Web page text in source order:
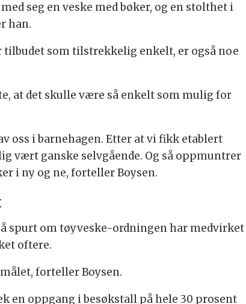
seg en veske med bøker, og en stolthet i
han.
tilbudet som tilstrekkelig enkelt, er også noe
at det skulle være så enkelt som mulig for
oss i barnehagen. Etter at vi fikk etablert
vært ganske selvgående. Og så oppmuntrer
i ny og ne, forteller Boysen.
spurt om tøyveske-ordningen har medvirket
oftere.
forteller Boysen.
en oppgang i besøkstall på hele 30 prosent